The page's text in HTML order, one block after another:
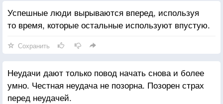
Успешные люди вырываются вперед, используя
то время, которые остальные используют впустую.
Сохранить
Неудачи дают только повод начать снова и более
умно. Честная неудача не позорна. Позорен страх
перед неудачей.